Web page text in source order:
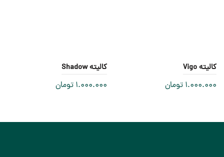
کالیته Vigo
1.000.000 تومان
کالیته Shadow
1.000.000 تومان